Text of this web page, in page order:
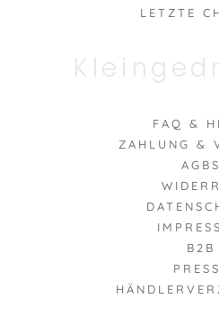
LETZTE
FAQ &
ZAHLUNG &
AGBS
B2B